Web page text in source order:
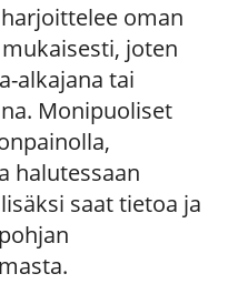
oman
joten
alkajana tai
Monipuoliset
halutessaan
saat tietoa ja